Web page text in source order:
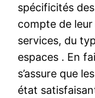
spécificités
compte de
services, du
espaces . En
s’assure que
état